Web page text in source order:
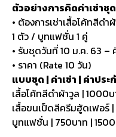
ตัวอย่างการคิดค่าเช่าชุด
• ต้องการเช่าเสื้อโค้ทสีด
1 ตัว / บูทแฟชั่น 1 คู่
• รับชุดวันที่ 10 ม.ค. 63 –
• ราคา (Rate 10 วัน)
แบบชุด | ค่าเช่า | ค่าประ
เสื้อโค้ทสีดำผ้าวูล | 1000
เสื้อขนเป็ดสีครีมฮู้ดเฟอร์
บูทแฟชั่น | 750บาท |